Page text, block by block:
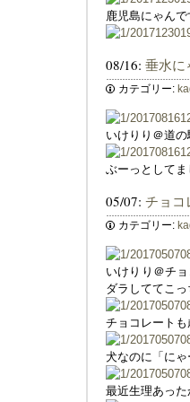
鹿児島にゃんで
08/16: 垂水に
カテゴリー:
いけりり＠道
ぶーっとしてま
05/07: チョコ
カテゴリー:
いけりり＠チ
ダラしててこっ
チョコレートも
犬なのに「に
最近生理あっ